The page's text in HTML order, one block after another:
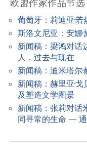
g
a
t
i
o
n
葡萄牙：莉迪亚·若
斯洛文尼亚：安娜·
新闻稿：梁鸿对话
人，过去与现在
新闻稿：迪米塔尔
新闻稿：赫里亚·
及塑造文学图景
新闻稿：张莉对话
同寻常的生命 —